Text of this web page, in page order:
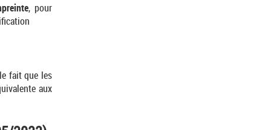
, pour
fait que les
aux